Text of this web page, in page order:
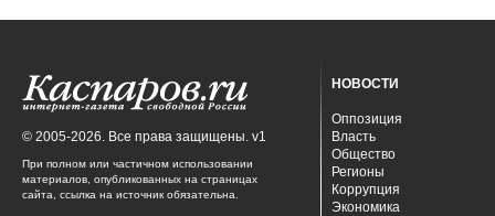
© 2005-2026. Все права защищены. v1
При полном или частичном использовании
материалов, опубликованных на страницах
сайта, ссылка на источник обязательна.
НОВОСТИ
Оппозиция
Власть
Общество
Регионы
Коррупция
Экономика